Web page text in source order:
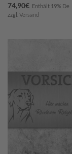
74,90€ Enthält 19% De
zzgl. Versand